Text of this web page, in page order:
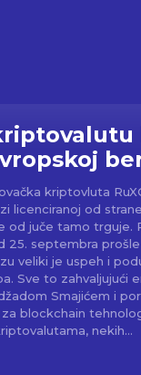
kriptovluta
licenciranoj od
trguje. Reč je o kriptovaluti
25. septembra
veliki je uspeh i
Smajićem i
blockchain
nekih...